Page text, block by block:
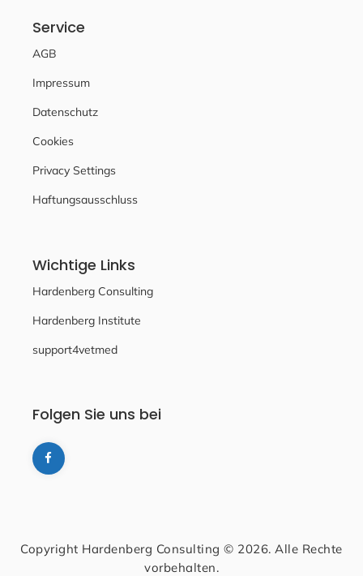
Service
AGB
Impressum
Datenschutz
Cookies
Privacy Settings
Haftungsausschluss
Wichtige Links
Hardenberg Consulting
Hardenberg Institute
support4vetmed
Folgen Sie uns bei
Copyright Hardenberg Consulting © 2026. Alle Rechte
vorbehalten.